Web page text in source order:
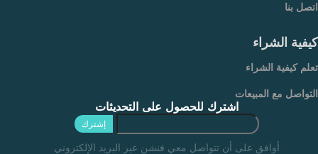
اتصل بنا
كيفية الشراء
تعلم كيفية الشراء
التواصل مع المبيعات
اشترك للحصول على التحديثات
إشترك
أوافق على أن تتواصل معي فنشن عبر البريد الإلكتروني